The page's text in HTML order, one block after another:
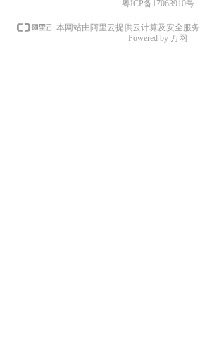
粤ICP备17063910号
本网站由阿里云提供云计算及安全服务
Powered by 万网